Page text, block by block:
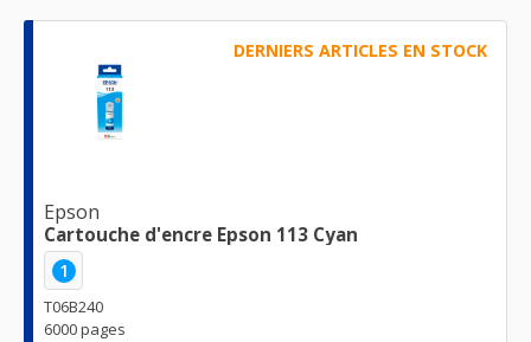
DERNIERS ARTICLES EN STOCK
Epson
Cartouche d'encre Epson 113 Cyan
1
T06B240
6000 pages